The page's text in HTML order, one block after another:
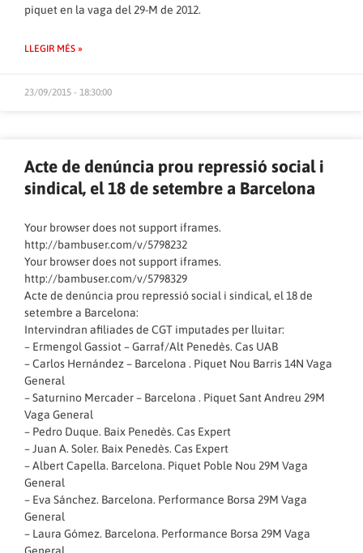
piquet en la vaga del 29-M de 2012.
LLEGIR MÉS »
23/09/2015 - 18:30:00
Acte de denúncia prou repressió social i
sindical, el 18 de setembre a Barcelona
Your browser does not support iframes.
http://bambuser.com/v/5798232
Your browser does not support iframes.
http://bambuser.com/v/5798329
Acte de denúncia prou repressió social i sindical, el 18 de
setembre a Barcelona:
Intervindran afiliades de CGT imputades per lluitar:
– Ermengol Gassiot – Garraf/Alt Penedès. Cas UAB
– Carlos Hernández – Barcelona . Piquet Nou Barris 14N Vaga
General
– Saturnino Mercader – Barcelona . Piquet Sant Andreu 29M
Vaga General
– Pedro Duque. Baix Penedès. Cas Expert
– Juan A. Soler. Baix Penedès. Cas Expert
– Albert Capella. Barcelona. Piquet Poble Nou 29M Vaga
General
– Eva Sánchez. Barcelona. Performance Borsa 29M Vaga
General
– Laura Gómez. Barcelona. Performance Borsa 29M Vaga